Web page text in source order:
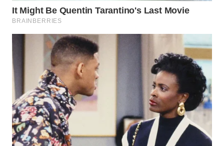
WAHANA
PERSONA
WAHANA
OTOMOTIF
WAHANA
HEALTH
WAHANA
DESA
WISATA